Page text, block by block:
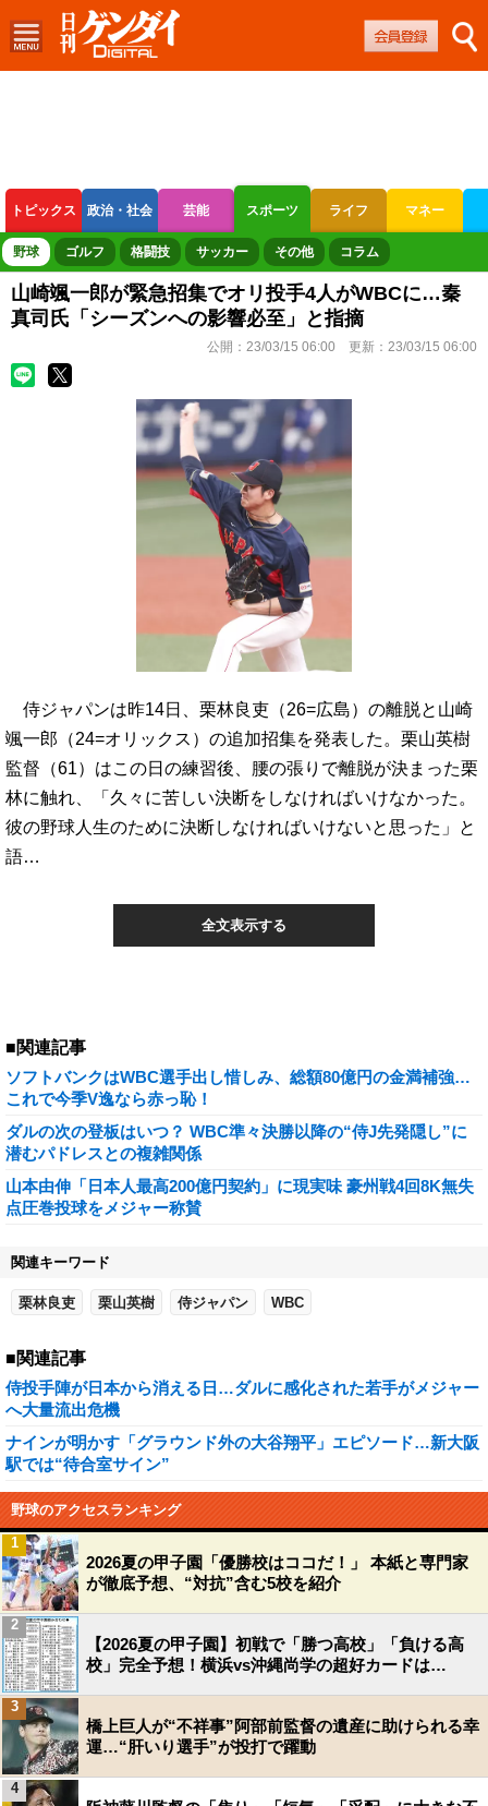
トピックス 政治・社会 芸能 スポーツ ライフ マネー
ボートレース 競輪 オートレース
野球 ゴルフ 格闘技 サッカー その他 コラム
山崎颯一郎が緊急招集でオリ投手4人がWBCに…秦
真司氏「シーズンへの影響必至」と指摘
公開： 23/03/15 06:00 更新： 23/03/15 06:00
侍ジャパンは昨14日、栗林良吏（26=広島）の離脱と山崎
颯一郎（24=オリックス）の追加招集を発表した。栗山英樹
監督（61）はこの日の練習後、腰の張りで離脱が決まった栗
林に触れ、「久々に苦しい決断をしなければいけなかった。
彼の野球人生のために決断しなければいけないと思った」と
語…
全文表示する
■関連記事
ソフトバンクはWBC選手出し惜しみ、総額80億円の金満補強…
これで今季V逸なら赤っ恥！
ダルの次の登板はいつ？ WBC準々決勝以降の“侍J先発隠し”に
潜むパドレスとの複雑関係
山本由伸「日本人最高200億円契約」に現実味 豪州戦4回8K無失
点圧巻投球をメジャー称賛
関連キーワード
栗林良吏 栗山英樹 侍ジャパン WBC
■関連記事
侍投手陣が日本から消える日…ダルに感化された若手がメジャー
へ大量流出危機
ナインが明かす「グラウンド外の大谷翔平」エピソード…新大阪
駅では“待合室サイン”
野球のアクセスランキング
2026夏の甲子園「優勝校はココだ！」 本紙と専門家
が徹底予想、“対抗”含む5校を紹介
1
【2026夏の甲子園】初戦で「勝つ高校」「負ける高
校」完全予想！横浜vs沖縄尚学の超好カードは…
2
橋上巨人が“不祥事”阿部前監督の遺産に助けられる幸
運…“肝いり選手”が投打で躍動
3
4